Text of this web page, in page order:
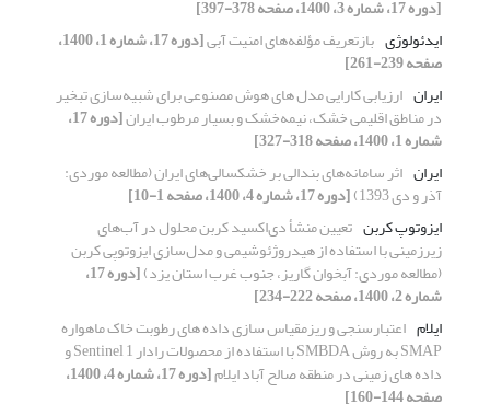
[دوره 17، شماره 3، 1400، صفحه 378-397]
ایدئولوژی بازتعریف مؤلفه‌های امنیت آبی [دوره 17، شماره 1، 1400،
صفحه 239-261]
ایران ارزیابی کارایی مدل های هوش مصنوعی برای شبیه‌سازی تبخیر
در مناطق اقلیمی خشک، نیمه‌خشک و بسیار مرطوب ایران [دوره 17،
شماره 1، 1400، صفحه 318-327]
ایران اثر سامانه‌های بندالی بر خشکسالی‌های ایران (مطالعه موردی:
آذر و دی 1393)
[دوره 17، شماره 4، 1400، صفحه 1-10]
ایزوتوپ کربن تعیین منشأ دی‌اکسید کربن محلول در آب‌های
زیرزمینی با استفاده از هیدروژئوشیمی و مدل‌سازی ایزوتوپی کربن
(مطالعه موردی: آبخوان گاریز، جنوب غرب استان یزد) [دوره 17،
شماره 2، 1400، صفحه 222-234]
ایلام اعتبارسنجی و ریزمقیاس سازی داده های رطوبت خاک ماهواره
SMAP به روش SMBDA با استفاده از محصولات رادار Sentinel 1 و
داده های زمینی در منطقه صالح آباد ایلام [دوره 17، شماره 4، 1400،
صفحه 144-160]